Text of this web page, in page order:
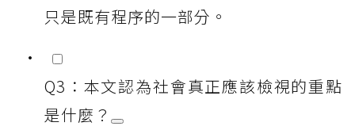
只是既有程序的一部分。
Q3：本文認為社會真正應該檢視的重點
是什麼？